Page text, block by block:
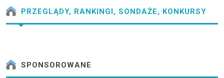
PRZEGLĄDY, RANKINGI, SONDAŻE, KONKURSY
SPONSOROWANE